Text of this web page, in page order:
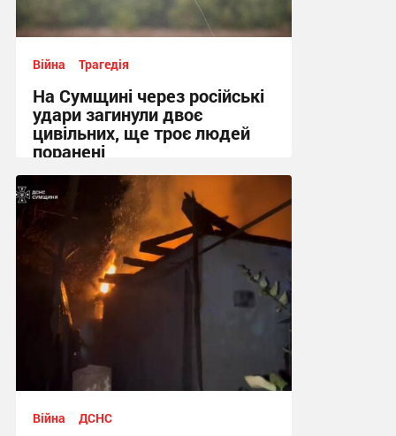
Війна Трагедія
На Сумщині через російські
удари загинули двоє
цивільних, ще троє людей
поранені
14:12 вчора
Війна ДСНС